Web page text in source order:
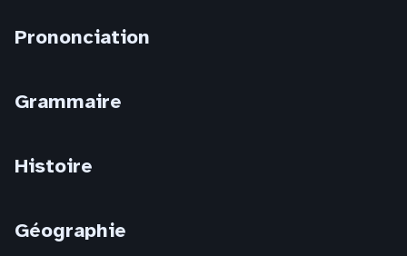
Prononciation
Grammaire
Histoire
Géographie